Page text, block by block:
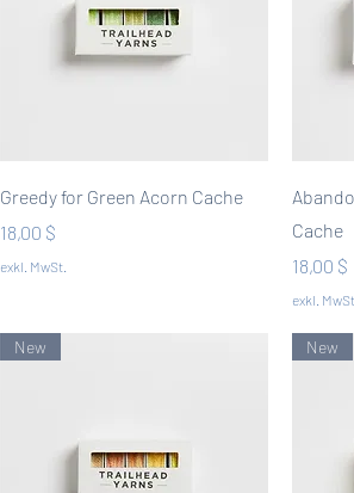
Schnellansicht
Greedy for Green Acorn Cache
Preis
18,00 $
exkl. MwSt.
Cache
Preis
18,00 $
exkl. MwSt.
New New